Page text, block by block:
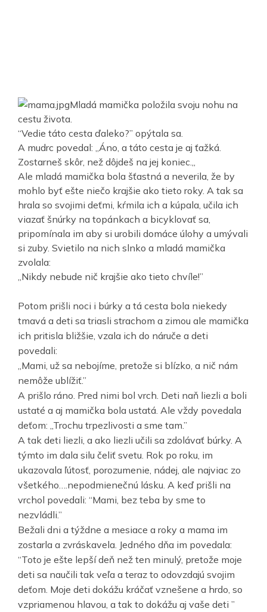
Mladá mamička položila svoju nohu na
cestu života.
“Vedie táto cesta ďaleko?” opýtala sa.
A mudrc povedal: „Áno, a táto cesta je aj ťažká.
Zostarneš skôr, než dôjdeš na jej koniec.„
Ale mladá mamička bola šťastná a neverila, že by
mohlo byť ešte niečo krajšie ako tieto roky. A tak sa
hrala so svojimi deťmi, kŕmila ich a kúpala, učila ich
viazať šnúrky na topánkach a bicyklovať sa,
pripomínala im aby si urobili domáce úlohy a umývali
si zuby. Svietilo na nich slnko a mladá mamička
zvolala:
„Nikdy nebude nič krajšie ako tieto chvíle!”
Potom prišli noci i búrky a tá cesta bola niekedy
tmavá a deti sa triasli strachom a zimou ale mamička
ich pritisla bližšie, vzala ich do náruče a deti
povedali:
„Mami, už sa nebojíme, pretože si blízko, a nič nám
nemôže ublížiť.”
A prišlo ráno. Pred nimi bol vrch. Deti naň liezli a boli
ustaté a aj mamička bola ustatá. Ale vždy povedala
deťom: „Trochu trpezlivosti a sme tam.”
A tak deti liezli, a ako liezli učili sa zdolávať búrky. A
týmto im dala silu čeliť svetu. Rok po roku, im
ukazovala ľútosť, porozumenie, nádej, ale najviac zo
všetkého….nepodmienečnú lásku. A keď prišli na
vrchol povedali: “Mami, bez teba by sme to
nezvládli.”
Bežali dni a týždne a mesiace a roky a mama im
zostarla a zvráskavela. Jedného dňa im povedala:
“Toto je ešte lepší deň než ten minulý, pretože moje
deti sa naučili tak veľa a teraz to odovzdajú svojim
deťom. Moje deti dokážu kráčať vznešene a hrdo, so
vzpriamenou hlavou, a tak to dokážu aj vaše deti ”